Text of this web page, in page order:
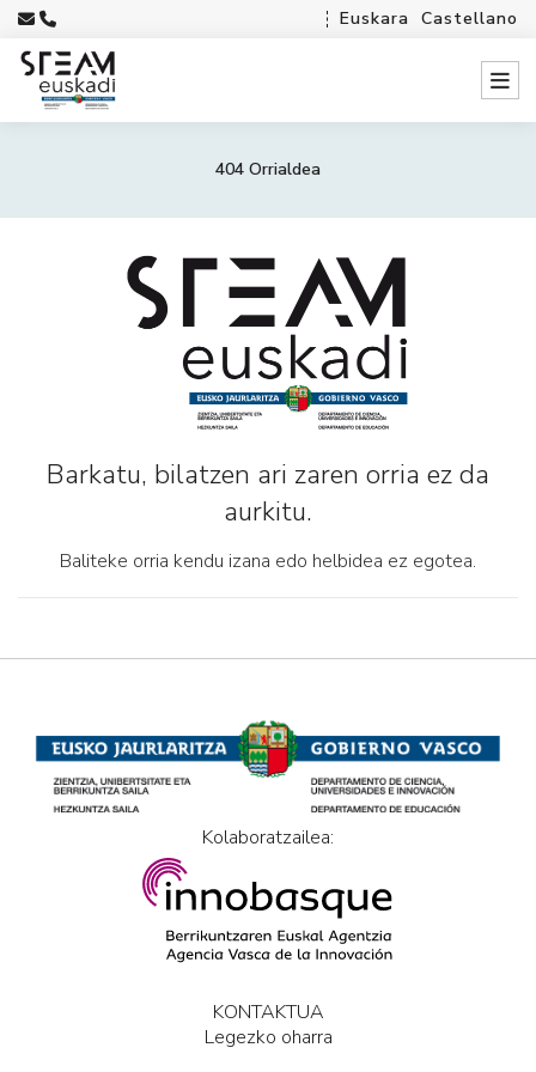
Euskara Castellano
404 Orrialdea
Barkatu, bilatzen ari zaren orria ez da
aurkitu.
Baliteke orria kendu izana edo helbidea ez egotea.
Kolaboratzailea:
KONTAKTUA
Legezko oharra